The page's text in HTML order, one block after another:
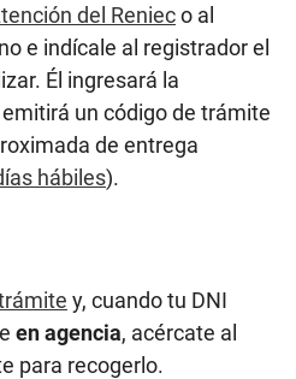
del Renieco al
e indícale al registrador el
Él ingresará la
un código de trámite
de entrega
hábiles).
y, cuando tu DNI
en agencia, acércate al
para recogerlo.